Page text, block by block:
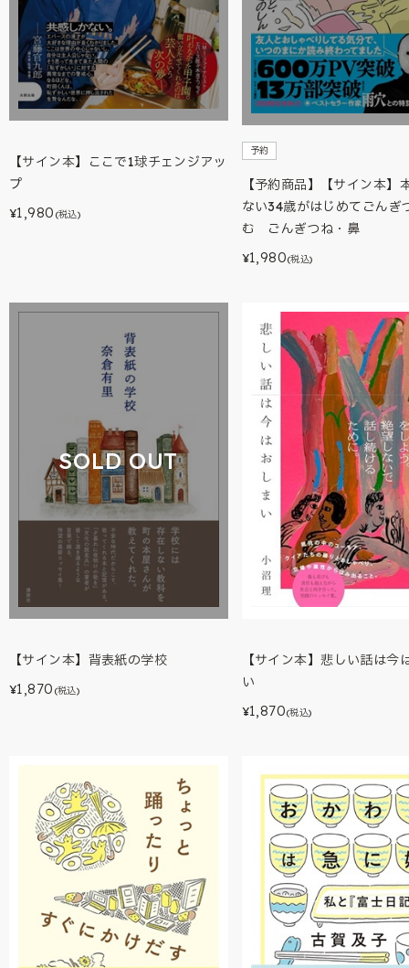
【サイン本】ここで1球チェンジアッ
プ
¥1,980 (税込)
予約
【予約商品】【サイン本】
ない34歳がはじめてごんぎ
む ごんぎつね・鼻
¥1,980(税込)
SOLD OUT
【サイン本】背表紙の学校
¥1,870 (税込)
【サイン本】悲しい話は今
い
¥1,870(税込)